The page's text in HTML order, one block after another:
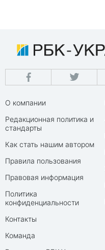
О компании
Редакционная политика и
стандарты
Как стать нашим автором
Правила пользования
Правовая информация
Политика
конфиденциальности
Контакты
Команда